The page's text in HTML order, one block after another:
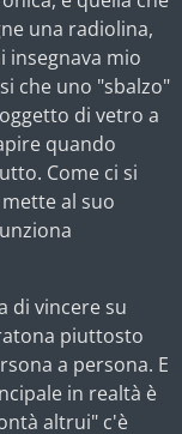
una radiolina,
insegnava mio
che uno "sbalzo"
di vetro a
quando
Come ci si
al suo
di vincere su
piuttosto
a persona. E
in realtà è
altrui" c'è